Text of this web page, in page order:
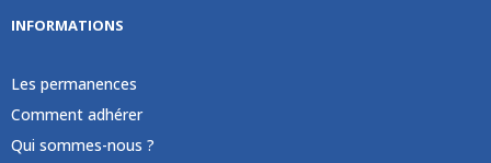
INFORMATIONS
Les permanences
Comment adhérer
Qui sommes-nous ?